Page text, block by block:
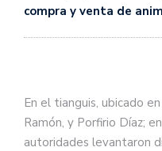
compra y venta de
En el tianguis, ubicado
Ramón, y Porfirio Díaz;
autoridades levantaron